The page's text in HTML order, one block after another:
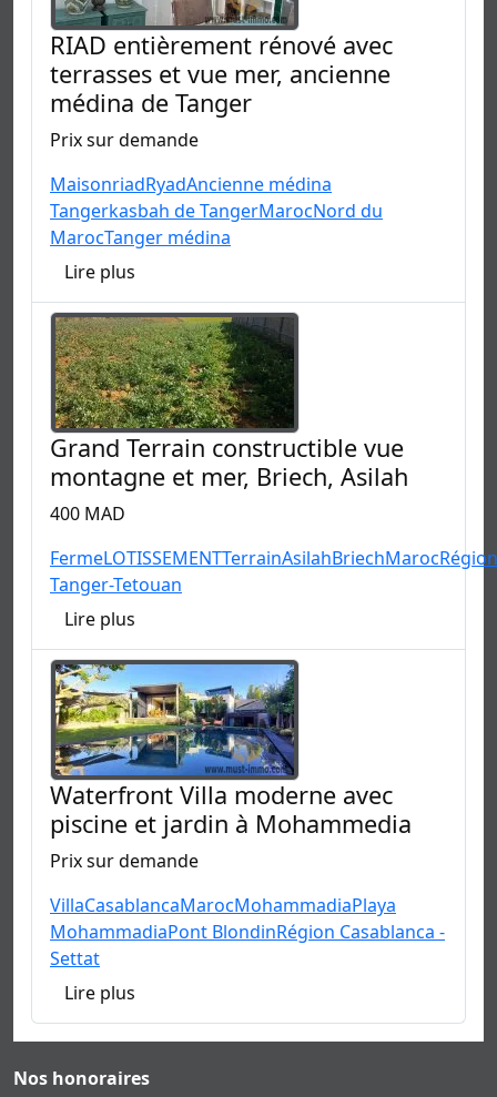
RIAD entièrement rénové avec
terrasses et vue mer, ancienne
médina de Tanger
Prix sur demande
MaisonriadRyadAncienne médina
Tangerkasbah de TangerMarocNord du
MarocTanger médina
Lire plus
Grand Terrain constructible vue
montagne et mer, Briech, Asilah
400 MAD
FermeLOTISSEMENTTerrainAsilahBriechMarocRégion
Tanger-Tetouan
Lire plus
Waterfront Villa moderne avec
piscine et jardin à Mohammedia
Prix sur demande
VillaCasablancaMarocMohammadiaPlaya
MohammadiaPont BlondinRégion Casablanca -
Settat
Lire plus
Nos honoraires